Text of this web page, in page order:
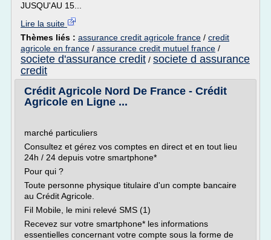
JUSQU'AU 15...
Lire la suite
Thèmes liés : assurance credit agricole france / credit
agricole en france / assurance credit mutuel france /
societe d'assurance credit / societe d assurance
credit
Crédit Agricole Nord De France - Crédit
Agricole en Ligne ...
marché particuliers
Consultez et gérez vos comptes en direct et en tout lieu
24h / 24 depuis votre smartphone*
Pour qui ?
Toute personne physique titulaire d'un compte bancaire
au Crédit Agricole.
Fil Mobile, le mini relevé SMS (1)
Recevez sur votre smartphone* les informations
essentielles concernant votre compte sous la forme de